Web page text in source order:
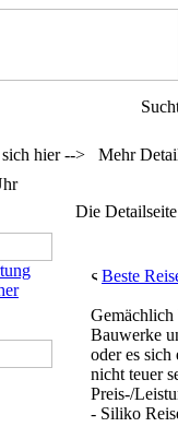
sich hier --> Mehr
Die
Beste
Gemächlich
Bauwerke
oder es sich
nicht teuer
Preis-/
- Siliko